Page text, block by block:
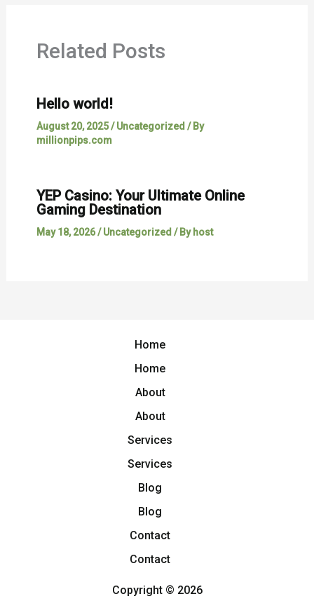
Related Posts
Hello world!
August 20, 2025/Uncategorized / By
millionpips.com
YEP Casino: Your Ultimate Online
Gaming Destination
May 18, 2026/Uncategorized / By host
Home
Home
About
About
Services
Services
Blog
Blog
Contact
Contact
Copyright © 2026